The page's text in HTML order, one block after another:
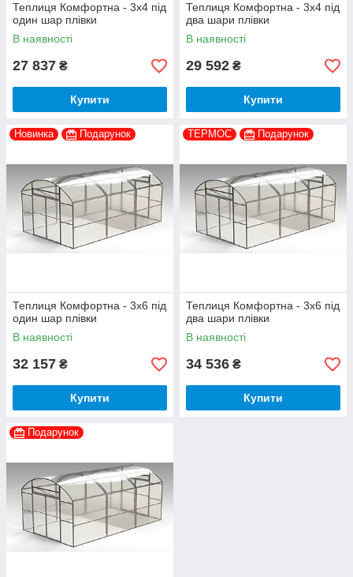
Теплиця Комфортна - 3х4 під
один шар плівки
В наявності
27 837 ₴
Купити
Теплиця Комфортна - 3х4 під
два шари плівки
В наявності
29 592 ₴
Купити
Новинка Подарунок
Теплиця Комфортна - 3х6 під
один шар плівки
В наявності
32 157 ₴
Купити
ТЕРМОС Подарунок
Теплиця Комфортна - 3х6 під
два шари плівки
В наявності
34 536 ₴
Купити
Подарунок